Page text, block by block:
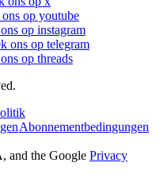
op youtube
op instagram
ons op telegram
op threads
Abonnementbedingungen
and the Google Privacy